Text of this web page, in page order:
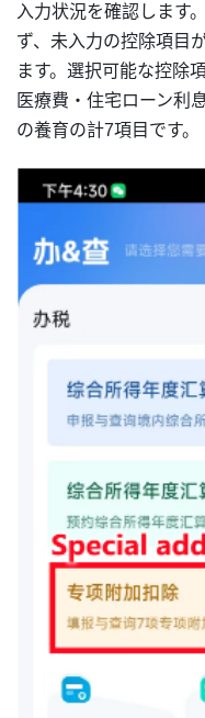
入力状況を確認します
ず、未入力の控除項目
ます。選択可能な控除
医療費・住宅ローン利
の養育の計7項目です。